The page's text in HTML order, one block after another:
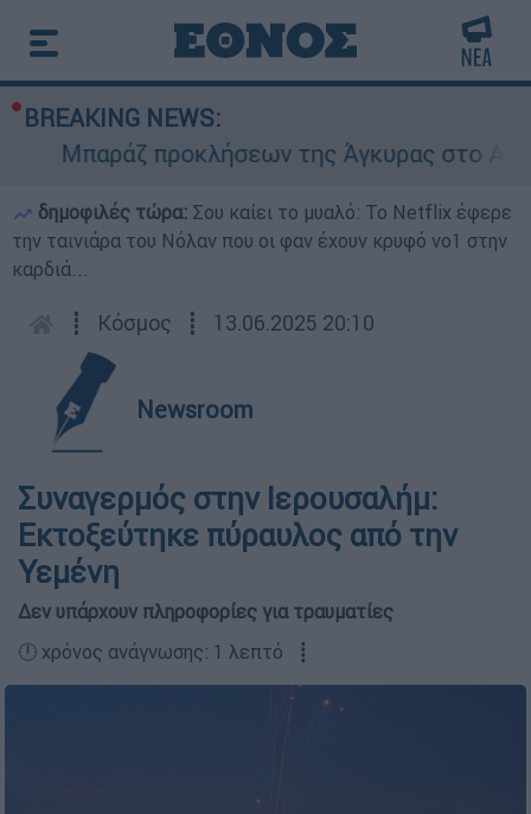
BREAKING NEWS:
Μπαράζ προκλήσεων της Άγκυρας στο
δημοφιλές τώρα: Σου καίει το μυαλό: Το Netflix έφερε
την ταινιάρα του Νόλαν που οι φαν έχουν κρυφό νο1 στην
καρδιά...
┋ Κόσμος ┋ 13.06.2025 20:10
Newsroom
Συναγερμός στην Ιερουσαλήμ:
Εκτοξεύτηκε πύραυλος από την
Υεμένη
Δεν υπάρχουν πληροφορίες για τραυματίες
🕛 χρόνος ανάγνωσης: 1 λεπτό ┋